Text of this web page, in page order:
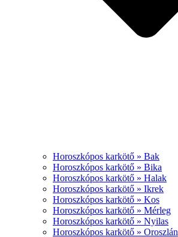
Horoszkópos karkötő » Bak
Horoszkópos karkötő » Bika
Horoszkópos karkötő » Halak
Horoszkópos karkötő » Ikrek
Horoszkópos karkötő » Kos
Horoszkópos karkötő » Mérleg
Horoszkópos karkötő » Nyilas
Horoszkópos karkötő » Oroszlán